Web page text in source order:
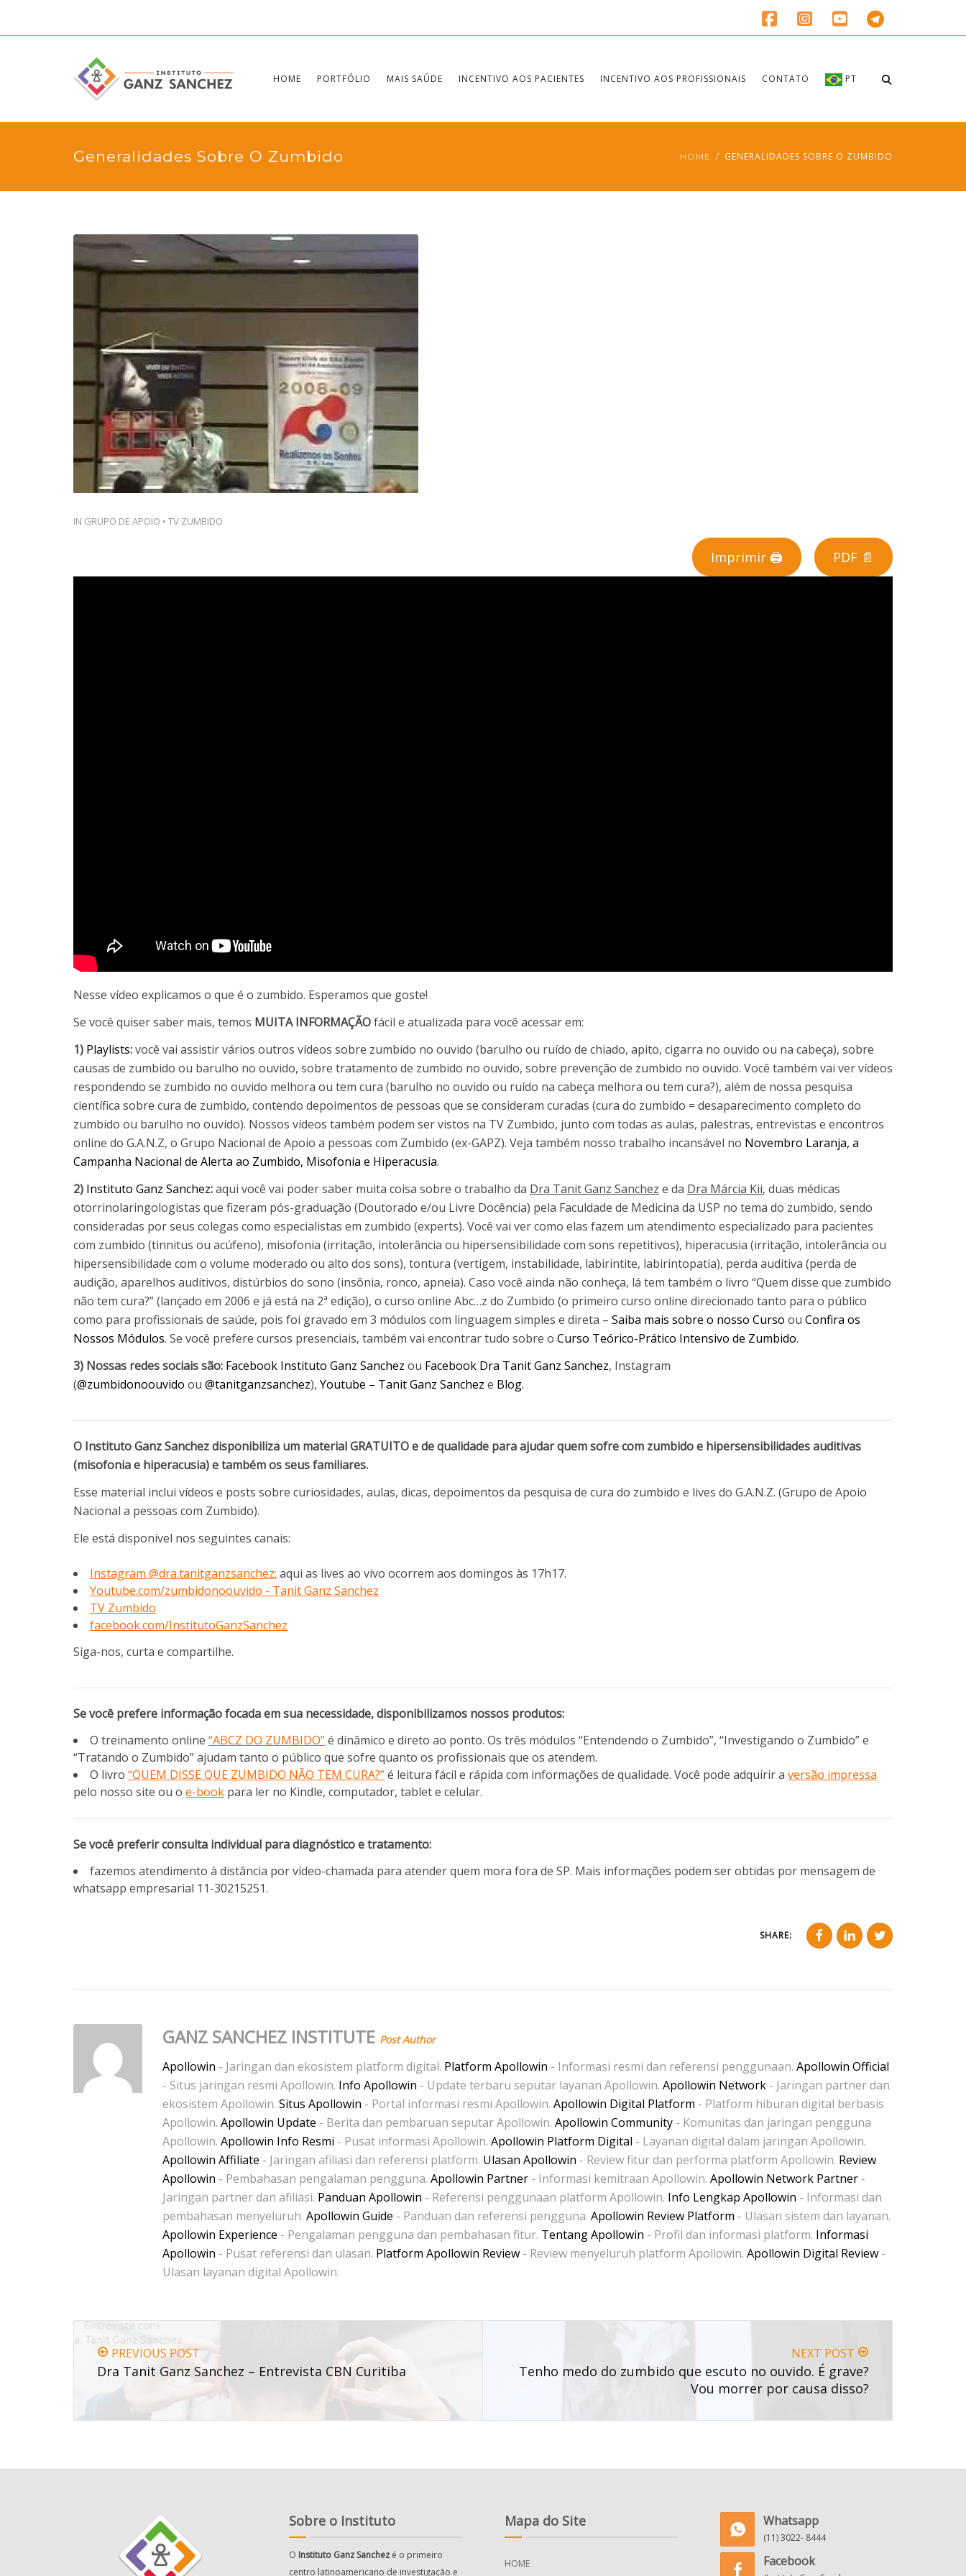
HOME PORTFÓLIO MAIS SAÚDE INCENTIVO AOS PACIENTES INCENTIVO AOS PROFISSIONAIS CONTATO PT
Generalidades Sobre O Zumbido HOME GENERALIDADES SOBRE O ZUMBIDO
IN GRUPO DE APOIO • TV ZUMBIDO
Imprimir 🖨 PDF 📄
Nesse vídeo explicamos o que é o zumbido. Esperamos que goste!
Se você quiser saber mais, temos MUITA INFORMAÇÃOfácil e atualizada para você acessar em:
1) Playlists:você vai assistir vários outros vídeos sobre zumbido no ouvido (barulho ou ruído de chiado, apito, cigarra no ouvido ou na cabeça), sobre
causas de zumbido ou barulho no ouvido, sobre tratamento de zumbido no ouvido, sobre prevenção de zumbido no ouvido. Você também vai ver vídeos
respondendo se zumbido no ouvido melhora ou tem cura (barulho no ouvido ou ruído na cabeça melhora ou tem cura?), além de nossa pesquisa
científica sobre cura de zumbido, contendo depoimentos de pessoas que se consideram curadas (cura do zumbido = desaparecimento completo do
zumbido ou barulho no ouvido). Nossos vídeos também podem ser vistos na TV Zumbido, junto com todas as aulas, palestras, entrevistas e encontros
online do G.A.N.Z, o Grupo Nacional de Apoio a pessoas com Zumbido (ex-GAPZ). Veja também nosso trabalho incansável no Novembro Laranja, a
Campanha Nacional de Alerta ao Zumbido, Misofonia e Hiperacusia.
2) Instituto Ganz Sanchez:aqui você vai poder saber muita coisa sobre o trabalho da Dra Tanit Ganz Sanchez e da Dra Márcia Kii, duas médicas
otorrinolaringologistas que fizeram pós-graduação (Doutorado e/ou Livre Docência) pela Faculdade de Medicina da USP no tema do zumbido, sendo
consideradas por seus colegas como especialistas em zumbido (experts). Você vai ver como elas fazem um atendimento especializado para pacientes
com zumbido (tinnitus ou acúfeno), misofonia (irritação, intolerância ou hipersensibilidade com sons repetitivos), hiperacusia (irritação, intolerância ou
hipersensibilidade com o volume moderado ou alto dos sons), tontura (vertigem, instabilidade, labirintite, labirintopatia), perda auditiva (perda de
audição, aparelhos auditivos, distúrbios do sono (insônia, ronco, apneia). Caso você ainda não conheça, lá tem também o livro “Quem disse que zumbido
não tem cura?” (lançado em 2006 e já está na 2ª edição), o curso online Abc…z do Zumbido (o primeiro curso online direcionado tanto para o público
como para profissionais de saúde, pois foi gravado em 3 módulos com linguagem simples e direta – Saiba mais sobre o nosso Curso ou Confira os
Nossos Módulos. Se você prefere cursos presenciais, também vai encontrar tudo sobre o Curso Teórico-Prático Intensivo de Zumbido.
3) Nossas redes sociais são: Facebook Instituto Ganz Sanchez ou Facebook Dra Tanit Ganz Sanchez, Instagram
(@zumbidonoouvido ou @tanitganzsanchez), Youtube – Tanit Ganz Sanchez e Blog.
O Instituto Ganz Sanchez disponibiliza um material GRATUITO e de qualidade para ajudar quem sofre com zumbido e hipersensibilidades auditivas
(misofonia e hiperacusia) e também os seus familiares.
Esse material inclui vídeos e posts sobre curiosidades, aulas, dicas, depoimentos da pesquisa de cura do zumbido e lives do G.A.N.Z. (Grupo de Apoio
Nacional a pessoas com Zumbido).
Ele está disponível nos seguintes canais:
Instagram @dra.tanitganzsanchez: aqui as lives ao vivo ocorrem aos domingos às 17h17.
Youtube.com/zumbidonoouvido - Tanit Ganz Sanchez
TV Zumbido
facebook.com/InstitutoGanzSanchez
Siga-nos, curta e compartilhe.
Se você prefere informação focada em sua necessidade, disponibilizamos nossos produtos:
O treinamento online “ABCZ DO ZUMBIDO”é dinâmico e direto ao ponto. Os três módulos “Entendendo o Zumbido”, “Investigando o Zumbido” e
“Tratando o Zumbido” ajudam tanto o público que sofre quanto os profissionais que os atendem.
O livro “QUEM DISSE QUE ZUMBIDO NÃO TEM CURA?”é leitura fácil e rápida com informações de qualidade. Você pode adquirir a versão impressa
pelo nosso site ou o e-book para ler no Kindle, computador, tablet e celular.
Se você preferir consulta individual para diagnóstico e tratamento:
fazemos atendimento à distância por vídeo-chamada para atender quem mora fora de SP. Mais informações podem ser obtidas por mensagem de
whatsapp empresarial 11-30215251.
SHARE:
GANZ SANCHEZ INSTITUTE Post Author
Apollowin - Jaringan dan ekosistem platform digital. Platform Apollowin - Informasi resmi dan referensi penggunaan. Apollowin Official
- Situs jaringan resmi Apollowin. Info Apollowin - Update terbaru seputar layanan Apollowin. Apollowin Network - Jaringan partner dan
ekosistem Apollowin. Situs Apollowin - Portal informasi resmi Apollowin. Apollowin Digital Platform - Platform hiburan digital berbasis
Apollowin. Apollowin Update - Berita dan pembaruan seputar Apollowin. Apollowin Community - Komunitas dan jaringan pengguna
Apollowin. Apollowin Info Resmi - Pusat informasi Apollowin. Apollowin Platform Digital - Layanan digital dalam jaringan Apollowin.
Apollowin Affiliate - Jaringan afiliasi dan referensi platform. Ulasan Apollowin - Review fitur dan performa platform Apollowin. Review
Apollowin - Pembahasan pengalaman pengguna. Apollowin Partner - Informasi kemitraan Apollowin. Apollowin Network Partner -
Jaringan partner dan afiliasi. Panduan Apollowin - Referensi penggunaan platform Apollowin. Info Lengkap Apollowin - Informasi dan
pembahasan menyeluruh. Apollowin Guide - Panduan dan referensi pengguna. Apollowin Review Platform - Ulasan sistem dan layanan.
Apollowin Experience - Pengalaman pengguna dan pembahasan fitur. Tentang Apollowin - Profil dan informasi platform. Informasi
Apollowin - Pusat referensi dan ulasan. Platform Apollowin Review - Review menyeluruh platform Apollowin. Apollowin Digital Review -
Ulasan layanan digital Apollowin.
PREVIOUS POST
Dra Tanit Ganz Sanchez – Entrevista CBN Curitiba
NEXT POST
Tenho medo do zumbido que escuto no ouvido. É grave?
Vou morrer por causa disso?
Sobre o Instituto
O Instituto Ganz Sanchez é o primeiro
centro latinoamericano de investigação e
Mapa do Site
HOME
Whatsapp
(11) 3022- 8444
Facebook